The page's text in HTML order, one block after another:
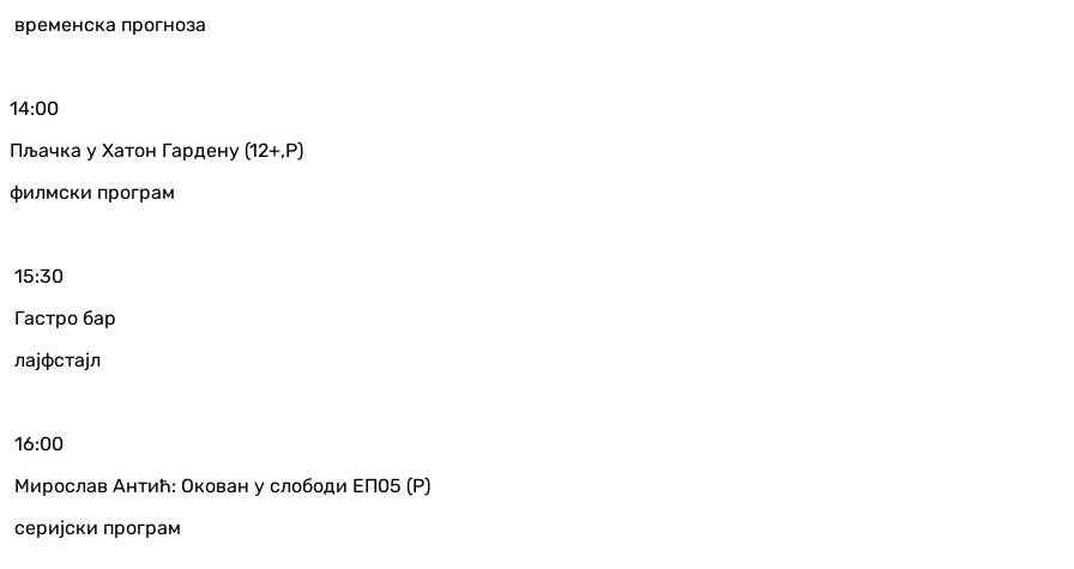
временска прогноза
14:00
Пљачка у Хатон Гардену (12+,Р)
филмски програм
15:30
Гастро бар
лајфстајл
16:00
Мирослав Антић: Окован у слободи ЕП05 (Р)
серијски програм